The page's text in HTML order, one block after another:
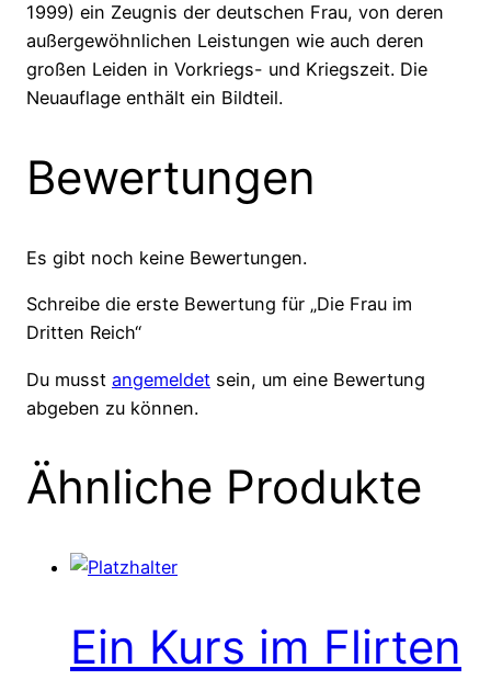
1999) ein Zeugnis der deutschen Frau, von deren
außergewöhnlichen Leistungen wie auch deren
großen Leiden in Vorkriegs- und Kriegszeit. Die
Neuauflage enthält ein Bildteil.
Bewertungen
Es gibt noch keine Bewertungen.
Schreibe die erste Bewertung für „Die Frau im
Dritten Reich“
Du musst angemeldet sein, um eine Bewertung
abgeben zu können.
Ähnliche Produkte
Ein Kurs im Flirten